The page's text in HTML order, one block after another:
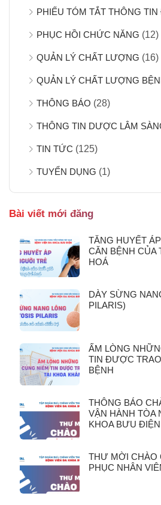
PHIẾU TÓM TẮT THÔNG
PHỤC HỒI CHỨC NĂNG (12)
QUẢN LÝ CHẤT LƯỢNG (16)
QUẢN LÝ CHẤT LƯỢNG
THÔNG BÁO (28)
THÔNG TIN DƯỢC LÂM
TIN TỨC (125)
TUYỂN DỤNG (1)
Bài viết mới đăng
TĂNG HUYẾT
CĂN BỆNH CỦA
HOÁ
DÀY SỪNG
PILARIS)
ẤM LÒNG
TIN ĐƯỢC
BỆNH
THÔNG BÁO
VẬN HÀNH TÒA
KHOA BƯU ĐIỆN
THƯ MỜI CHÀO
PHỤC NHÂN